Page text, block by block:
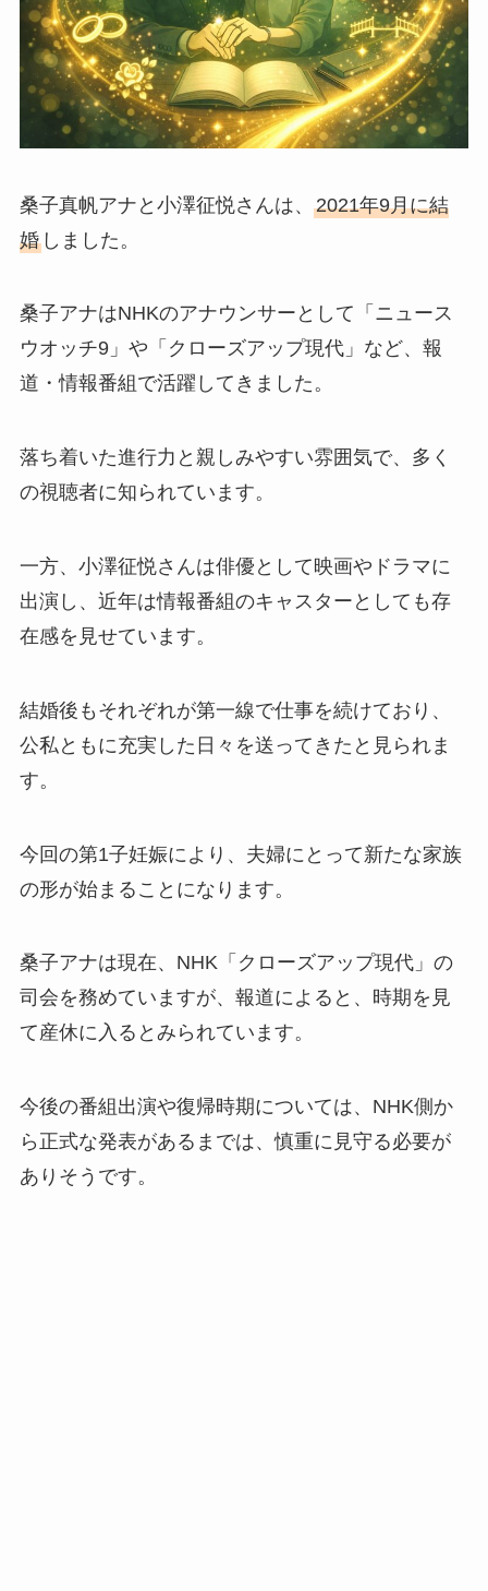
桑子真帆アナと小澤征悦さんは、 2021年9月に結
婚しました。
桑子アナはNHKのアナウンサーとして「ニュース
ウオッチ9」や「クローズアップ現代」など、報
道・情報番組で活躍してきました。
落ち着いた進行力と親しみやすい雰囲気で、多く
の視聴者に知られています。
一方、小澤征悦さんは俳優として映画やドラマに
出演し、近年は情報番組のキャスターとしても存
在感を見せています。
結婚後もそれぞれが第一線で仕事を続けており、
公私ともに充実した日々を送ってきたと見られま
す。
今回の第1子妊娠により、夫婦にとって新たな家族
の形が始まることになります。
桑子アナは現在、NHK「クローズアップ現代」の
司会を務めていますが、報道によると、時期を見
て産休に入るとみられています。
今後の番組出演や復帰時期については、NHK側か
ら正式な発表があるまでは、慎重に見守る必要が
ありそうです。